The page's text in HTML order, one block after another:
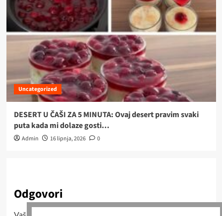
Uncategorized
DESERT U ČAŠI ZA 5 MINUTA: Ovaj desert pravim svaki
puta kada mi dolaze gosti…
Admin 16 lipnja, 2026 0
Odgovori